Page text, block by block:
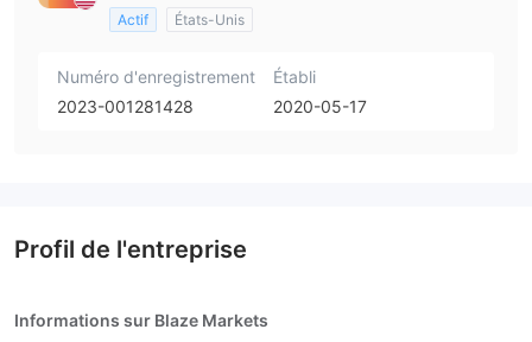
Actif États-Unis
Numéro d'enregistrement
2023-001281428
Établi
2020-05-17
Profil de l'entreprise
Informations sur Blaze Markets